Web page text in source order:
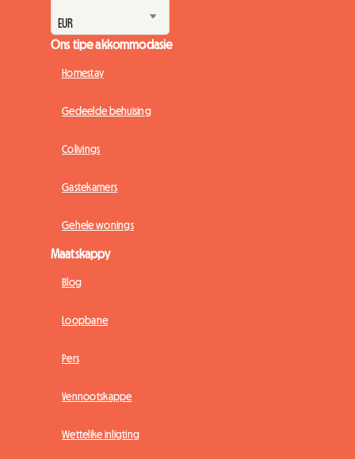
Ons tipe akkommodasie
Homestay
Gedeelde behuising
Colivings
Gastekamers
Gehele wonings
Maatskappy
Blog
Loopbane
Pers
Vennootskappe
Wettelike inligting